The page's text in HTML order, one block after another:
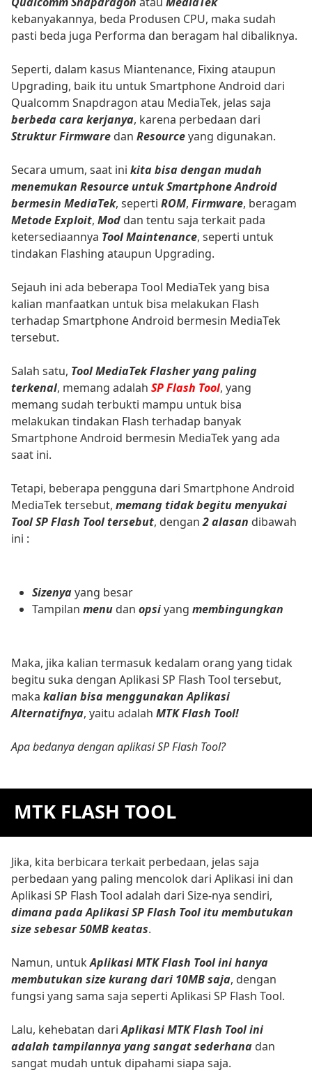
kebanyakannya, beda Produsen CPU, maka sudah
pasti beda juga Performa dan beragam hal dibaliknya.
Seperti, dalam kasus Miantenance, Fixing ataupun
Upgrading, baik itu untuk Smartphone Android dari
Qualcomm Snapdragon atau MediaTek, jelas saja
berbeda cara kerjanya, karena perbedaan dari
Struktur Firmware dan Resourceyang digunakan.
Secara umum, saat ini kita bisa dengan mudah
menemukan Resource untuk Smartphone Android
bermesin MediaTek, seperti ROM, Firmware, beragam
Metode Exploit, Mod dan tentu saja terkait pada
ketersediaannya Tool Maintenance, seperti untuk
tindakan Flashing ataupun Upgrading.
Sejauh ini ada beberapa Tool MediaTek yang bisa
kalian manfaatkan untuk bisa melakukan Flash
terhadap Smartphone Android bermesin MediaTek
tersebut.
Salah satu, Tool MediaTek Flasher yang paling
terkenal, memang adalah SP Flash Tool, yang
memang sudah terbukti mampu untuk bisa
melakukan tindakan Flash terhadap banyak
Smartphone Android bermesin MediaTek yang ada
saat ini.
Tetapi, beberapa pengguna dari Smartphone Android
MediaTek tersebut, memang tidak begitu menyukai
Tool SP Flash Tool tersebut, dengan2 alasan dibawah
ini :
Sizenyayang besar
Tampilan menu dan opsiyang membingungkan
Maka, jika kalian termasuk kedalam orang yang tidak
begitu suka dengan Aplikasi SP Flash Tool tersebut,
maka kalian bisa menggunakan Aplikasi
Alternatifnya, yaitu adalah MTK Flash Tool!
Apa bedanya dengan aplikasi SP Flash Tool?
MTK FLASH TOOL
Jika, kita berbicara terkait perbedaan, jelas saja
perbedaan yang paling mencolok dari Aplikasi ini dan
Aplikasi SP Flash Tool adalah dari Size-nya sendiri,
dimana pada Aplikasi SP Flash Tool itu membutukan
size sebesar 50MB keatas.
Namun, untukAplikasi MTK Flash Tool ini hanya
membutukan size kurang dari 10MB saja, dengan
fungsi yang sama saja seperti Aplikasi SP Flash Tool.
Lalu, kehebatan dariAplikasi MTK Flash Tool ini
adalah tampilannya yang sangat sederhana dan
sangat mudah untuk dipahami siapa saja.